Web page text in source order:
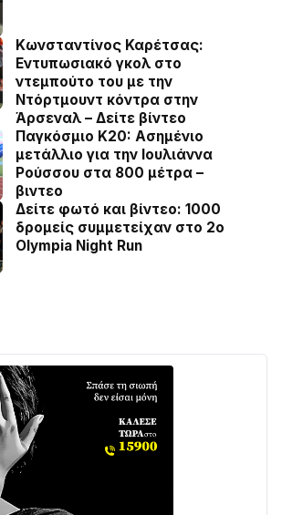
Κωνσταντίνος Καρέτσας:
Εντυπωσιακό γκολ στο
ντεμπούτο του με την
Ντόρτμουντ κόντρα στην
Άρσεναλ – Δείτε βίντεο
Παγκόσμιο Κ20: Ασημένιο
μετάλλιο για την Ιουλιάννα
Ρούσσου στα 800 μέτρα –
βιντεο
Δείτε φωτό και βίντεο: 1000
δρομείς συμμετείχαν στο 2ο
Olympia Night Run